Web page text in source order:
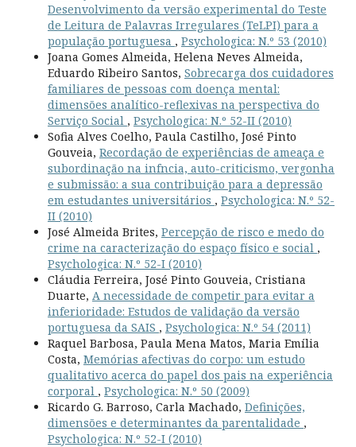
Desenvolvimento da versão experimental do Teste
de Leitura de Palavras Irregulares (TeLPI) para a
população portuguesa , Psychologica: N.º 53 (2010)
Joana Gomes Almeida, Helena Neves Almeida,
Eduardo Ribeiro Santos, Sobrecarga dos cuidadores
familiares de pessoas com doença mental:
dimensões analítico-reflexivas na perspectiva do
Serviço Social , Psychologica: N.º 52-II (2010)
Sofia Alves Coelho, Paula Castilho, José Pinto
Gouveia, Recordação de experiências de ameaça e
subordinação na infncia, auto-criticismo, vergonha
e submissão: a sua contribuição para a depressão
em estudantes universitários , Psychologica: N.º 52-
II (2010)
José Almeida Brites, Percepção de risco e medo do
crime na caracterização do espaço físico e social ,
Psychologica: N.º 52-I (2010)
Cláudia Ferreira, José Pinto Gouveia, Cristiana
Duarte, A necessidade de competir para evitar a
inferioridade: Estudos de validação da versão
portuguesa da SAIS , Psychologica: N.º 54 (2011)
Raquel Barbosa, Paula Mena Matos, Maria Emília
Costa, Memórias afectivas do corpo: um estudo
qualitativo acerca do papel dos pais na experiência
corporal , Psychologica: N.º 50 (2009)
Ricardo G. Barroso, Carla Machado, Definições,
dimensões e determinantes da parentalidade ,
Psychologica: N.º 52-I (2010)